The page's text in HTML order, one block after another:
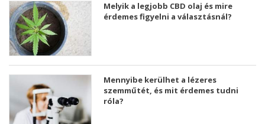
Melyik a legjobb CBD olaj és mire
érdemes figyelni a választásnál?
Mennyibe kerülhet a lézeres
szemműtét, és mit érdemes tudni
róla?